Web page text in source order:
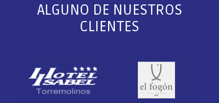
ALGUNO DE NUESTROS
CLIENTES